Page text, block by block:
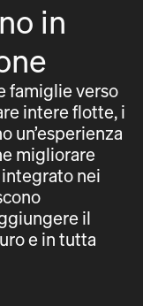
in
famiglie verso
intere flotte, i
un’esperienza
migliorare
nei
il
e in tutta